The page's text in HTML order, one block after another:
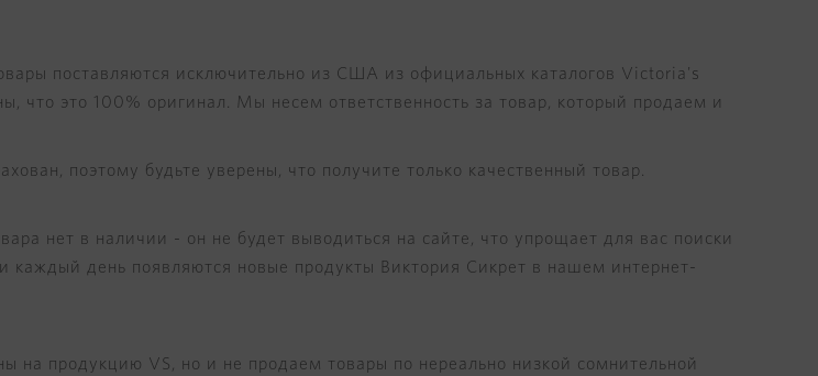
поставляются исключительно из США из официальных каталогов Victoria's
это 100% оригинал. Мы несем ответственность за товар, который продаем и
поэтому будьте уверены, что получите только качественный товар.
нет в наличии - он не будет выводиться на сайте, что упрощает для вас поиски
день появляются новые продукты Виктория Сикрет в нашем интернет-
продукцию VS, но и не продаем товары по нереально низкой сомнительной